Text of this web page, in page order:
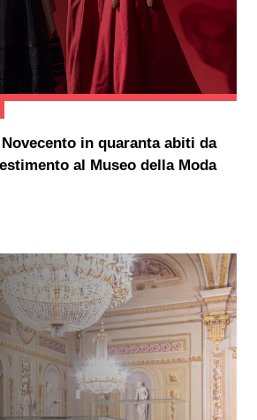
in quaranta abiti da
al Museo della Moda